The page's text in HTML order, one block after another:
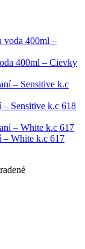
400ml – Cievky
Sensitive k.c 618
– White k.c 617